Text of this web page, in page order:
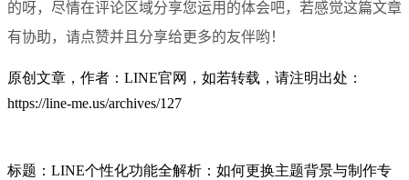
的呀，尽情在评论区域分享您运用的体会吧，若感觉这篇文章
有协助，请点赞并且分享给更多的友伴哟！
原创文章，作者：LINE官网，如若转载，请注明出处：
https://line-me.us/archives/127
标题：LINE个性化功能全解析：如何更换主题背景与制作专